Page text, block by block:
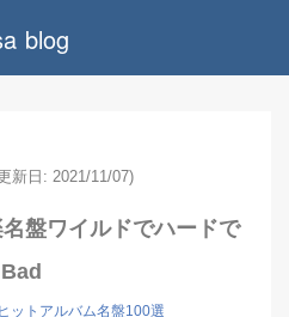
blog
新日: 2021/11/07)
盤ワイルドでハードで
Bad
ットアルバム名盤100選